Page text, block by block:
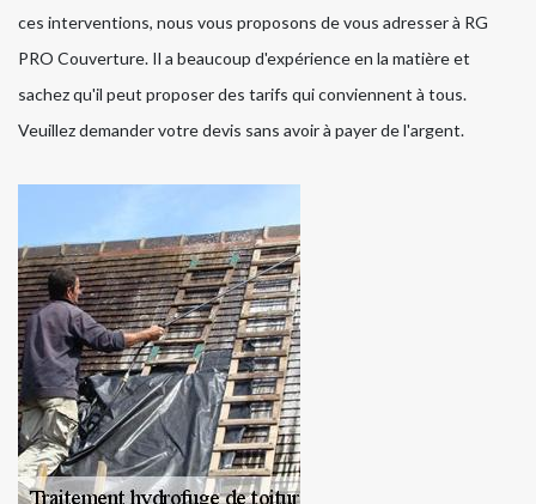
ces interventions, nous vous proposons de vous adresser à RG
PRO Couverture. Il a beaucoup d'expérience en la matière et
sachez qu'il peut proposer des tarifs qui conviennent à tous.
Veuillez demander votre devis sans avoir à payer de l'argent.